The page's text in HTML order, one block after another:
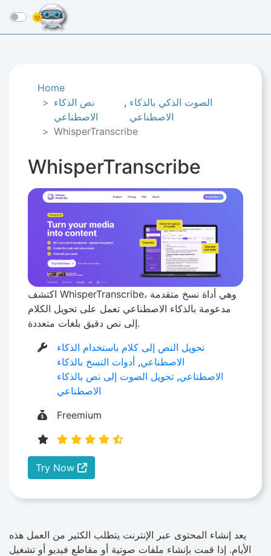
☰
Home
نص الذكاء
الاصطناعي
, الصوت الذكي بالذكاء
الاصطناعي
WhisperTranscribe
WhisperTranscribe
اكتشف WhisperTranscribe، وهي أداة نسخ متقدمة
مدعومة بالذكاء الاصطناعي تعمل على تحويل الكلام
إلى نص دقيق بلغات متعددة.
تحويل النص إلى كلام باستخدام الذكاء
الاصطناعي, أدوات النسخ بالذكاء
الاصطناعي, تحويل الصوت إلى نص بالذكاء
الاصطناعي
Freemium
Try Now
يعد إنشاء المحتوى عبر الإنترنت يتطلب الكثير من العمل هذه
الأيام. إذا قمت بإنشاء ملفات صوتية أو مقاطع فيديو أو تشغيل